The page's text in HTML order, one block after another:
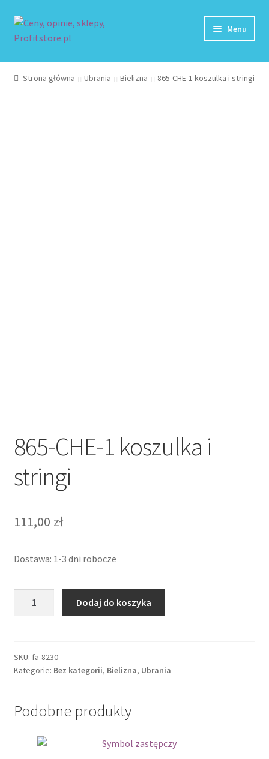
Przejdź
do
Przejdź
do
Menu
Strona główna
Zamówienie
Strona główna Ubrania Bielizna 865-CHE-1 koszulka i stringi
865-CHE-1 koszulka i
stringi
111,00 zł
Dostawa: 1-3 dni robocze
koszulka
i
Dodaj do koszyka
SKU: fa-8230
Kategorie: Bez kategorii, Bielizna, Ubrania
Podobne produkty